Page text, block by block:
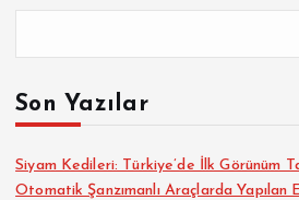
Son Yazılar
Siyam Kedileri: Türkiye’de İlk Görünüm
Otomatik Şanzımanlı Araçlarda Yapılan